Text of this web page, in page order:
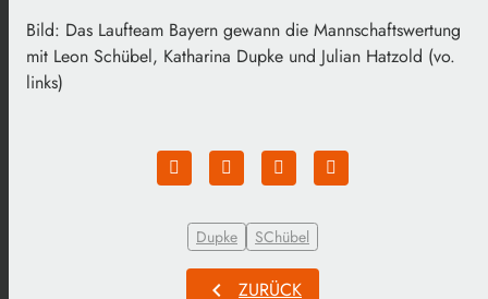
Bild: Das Laufteam Bayern gewann die Mannschaftswertung
mit Leon Schübel, Katharina Dupke und Julian Hatzold (vo.
links)
Dupke SChübel
chevron_left ZURÜCK